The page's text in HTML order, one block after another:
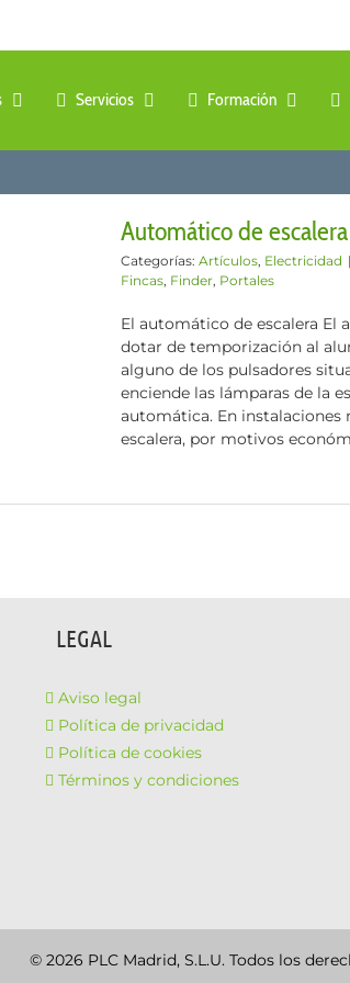
Servicios Formación
Automático de
Categorías: Artículos, Electricidad |
Fincas, Finder, Portales
El automático de escalera El
dotar de temporización al
alguno de los pulsadores
enciende las lámparas de la
automática. En instalaciones
escalera, por motivos
LEGAL
Aviso legal
Política de privacidad
Política de cookies
Términos y condiciones
© 2026 PLC Madrid, S.L.U. Todos los